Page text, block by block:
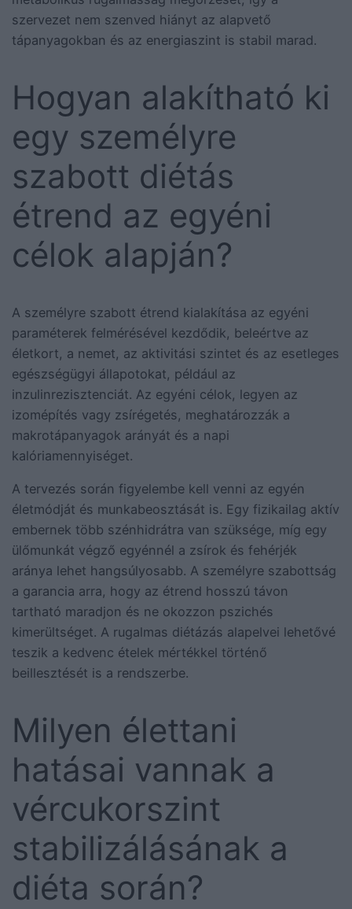
szervezet nem szenved hiányt az alapvető
tápanyagokban és az energiaszint is stabil marad.
Hogyan alakítható ki
egy személyre
szabott diétás
étrend az egyéni
célok alapján?
A személyre szabott étrend kialakítása az egyéni
paraméterek felmérésével kezdődik, beleértve az
életkort, a nemet, az aktivitási szintet és az esetleges
egészségügyi állapotokat, például az
inzulinrezisztenciát. Az egyéni célok, legyen az
izomépítés vagy zsírégetés, meghatározzák a
makrotápanyagok arányát és a napi
kalóriamennyiséget.
A tervezés során figyelembe kell venni az egyén
életmódját és munkabeosztását is. Egy fizikailag aktív
embernek több szénhidrátra van szüksége, míg egy
ülőmunkát végző egyénnél a zsírok és fehérjék
aránya lehet hangsúlyosabb. A személyre szabottság
a garancia arra, hogy az étrend hosszú távon
tartható maradjon és ne okozzon pszichés
kimerültséget. A rugalmas diétázás alapelvei lehetővé
teszik a kedvenc ételek mértékkel történő
beillesztését is a rendszerbe.
Milyen élettani
hatásai vannak a
vércukorszint
stabilizálásának a
diéta során?